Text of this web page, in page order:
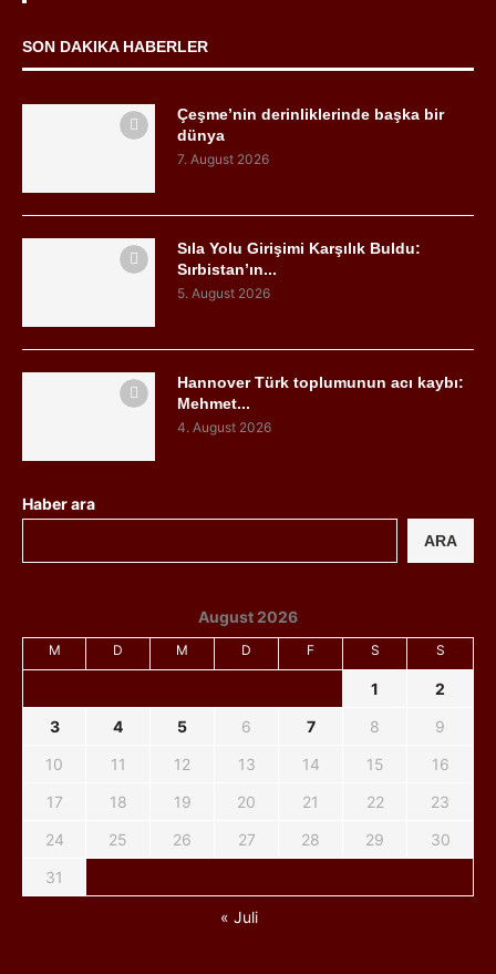
SON DAKIKA HABERLER
Çeşme’nin derinliklerinde başka bir
dünya
7. August 2026
Sıla Yolu Girişimi Karşılık Buldu:
Sırbistan’ın...
5. August 2026
Hannover Türk toplumunun acı kaybı:
Mehmet...
4. August 2026
Haber ara
ARA
August 2026
M D M D F S S
1
2
3
4 5 6 7 8
9
10
11 12 13 14 15
16
17
18 19 20 21 22
23
24
25 26 27 28 29
30
31
« Juli